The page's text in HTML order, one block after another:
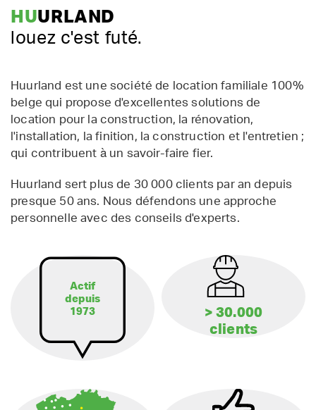
HUURLAND
louez c'est futé.
Huurland est une société de location familiale 100%
belge qui propose d'excellentes solutions de
location pour la construction, la rénovation,
l'installation, la finition, la construction et l'entretien ;
qui contribuent à un savoir-faire fier.
Huurland sert plus de 30 000 clients par an depuis
presque 50 ans. Nous défendons une approche
personnelle avec des conseils d'experts.
Actif
depuis
1973
> 30.000
clients